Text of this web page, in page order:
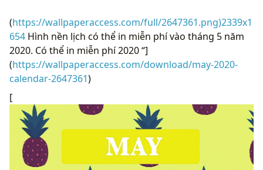
(https://wallpaperaccess.com/full/2647361.png)2339x1
654 Hình nền lịch có thể in miễn phí vào tháng 5 năm
2020. Có thể in miễn phí 2020 “]
(https://wallpaperaccess.com/download/may-2020-
calendar-2647361)
[